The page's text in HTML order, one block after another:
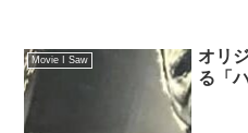
Movie I Saw
オリ
る「